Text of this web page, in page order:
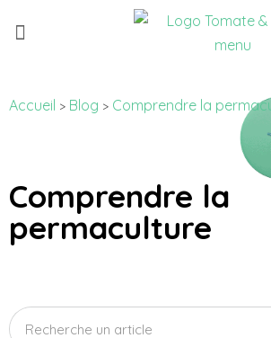
Accueil > Blog > Comprendre la
Comprendre la
permaculture